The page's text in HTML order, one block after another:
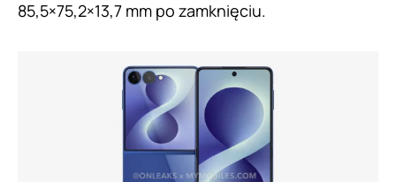
85,5×75,2×13,7 mm po zamknięciu.